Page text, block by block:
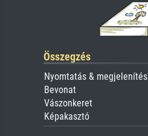
Összegzés
Nyomtatás & megjelenítés
Bevonat
Vászonkeret
Képakasztó